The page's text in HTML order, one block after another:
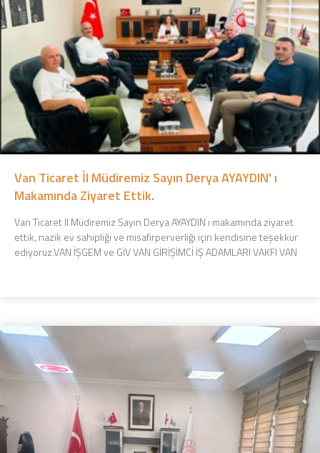
Van Ticaret İl Müdiremiz Sayın Derya AYAYDIN' ı
Makamında Ziyaret Ettik.
Van Ticaret İl Müdiremiz Sayın Derya AYAYDIN ı makamında ziyaret
ettik, nazik ev sahipliği ve misafirperverliği için kendisine teşekkür
ediyoruz.VAN İŞGEM ve GİV VAN GİRİŞİMCİ İŞ ADAMLARI VAKFI VAN
ŞUBESİ olarak, ...